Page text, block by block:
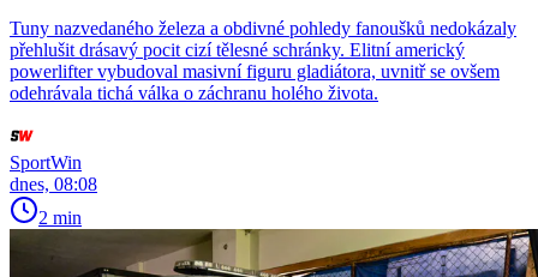
Tuny nazvedaného železa a obdivné pohledy fanoušků nedokázaly
přehlušit drásavý pocit cizí tělesné schránky. Elitní americký
powerlifter vybudoval masivní figuru gladiátora, uvnitř se ovšem
odehrávala tichá válka o záchranu holého života.
SportWin
dnes, 08:08
2 min